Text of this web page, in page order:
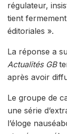
régulateur,
tient
éditoriales ».
La réponse a
Actualités GB
après avoir
Le groupe de
une série
l’éloge